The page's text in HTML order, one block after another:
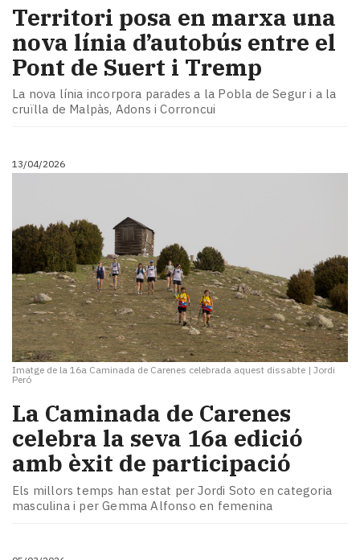
Territori posa en marxa una
nova línia d’autobús entre el
Pont de Suert i Tremp
La nova línia incorpora parades a la Pobla de Segur i a la
cruïlla de Malpàs, Adons i Corroncui
13/04/2026
Imatge de la 16a Caminada de Carenes celebrada aquest dissabte | Jordi
Peró
La Caminada de Carenes
celebra la seva 16a edició
amb èxit de participació
Els millors temps han estat per Jordi Soto en categoria
masculina i per Gemma Alfonso en femenina